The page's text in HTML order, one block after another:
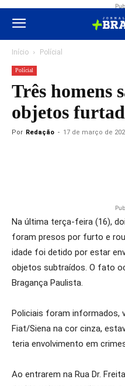
Início Polícial
Polícial
Três homens
objetos
Por Redação - 17 de março de
Na última terça-feira (16),
foram presos por furto e
idade foi detido por estar
objetos subtraídos. O fato
Bragança Paulista.
Policiais foram informados,
Fiat/Siena na cor cinza,
teria envolvimento em
Ao entrarem na Rua Dr.